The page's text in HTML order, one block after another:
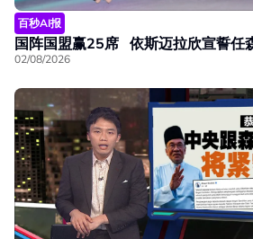
百秒AI报
国阵国盟赢25席 依斯迈拉欣宣誓任
02/08/2026